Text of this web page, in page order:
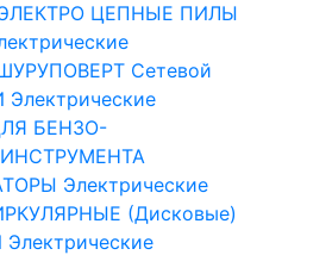
ЦЕПНЫЕ ПИЛЫ
Сетевой
БЕНЗО-
Электрические
(Дисковые)